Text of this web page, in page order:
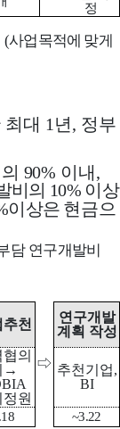
정
(사업목적에 맞게
대 1 년, 정부
90% 이내 ,
비의 10% 이상
이상은 현금으
담 연구개발비
천
⇨
연구개발
계획 작성
의
→
정원
추천기업,
BI
~3.22